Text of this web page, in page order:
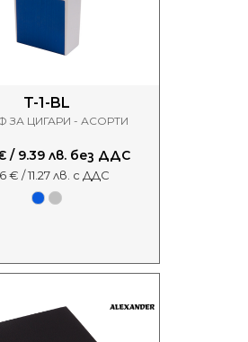
T-1-BL
ЗА ЦИГАРИ - АСОРТИ
/ 9.39 лв. без ДДС
€ / 11.27 лв. с ДДС